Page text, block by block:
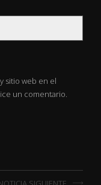
sitio web en el
un comentario.